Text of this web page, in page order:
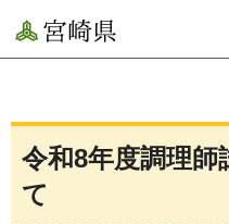
宮崎県
令和8年度調理
て